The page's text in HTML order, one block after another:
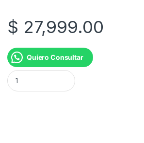
$ 27,999.00
Quiero Consultar
BALANZA PERSONAL DIGITAL TF-